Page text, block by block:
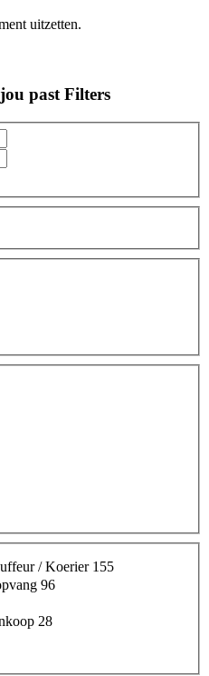
uitzetten.
past Filters
/ Koerier 155
96
28